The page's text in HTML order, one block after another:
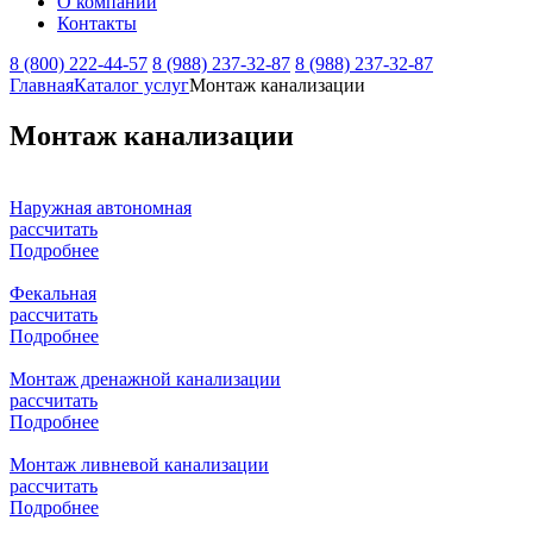
Контакты
8 (800) 222-44-57 8 (988) 237-32-87 8 (988) 237-32-87
ГлавнаяКаталог услугМонтаж канализации
Монтаж канализации
Наружная автономная
рассчитать
Подробнее
Фекальная
рассчитать
Подробнее
Монтаж дренажной канализации
рассчитать
Подробнее
Монтаж ливневой канализации
рассчитать
Подробнее